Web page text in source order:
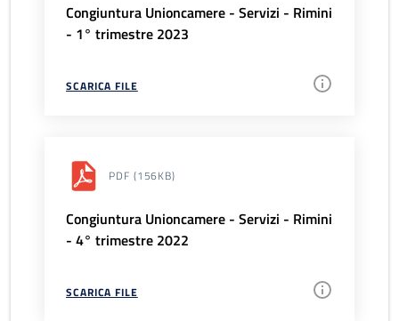
Congiuntura Unioncamere - Servizi - Rimini
- 1° trimestre 2023
SCARICA FILE
PDF (156KB)
Congiuntura Unioncamere - Servizi - Rimini
- 4° trimestre 2022
SCARICA FILE